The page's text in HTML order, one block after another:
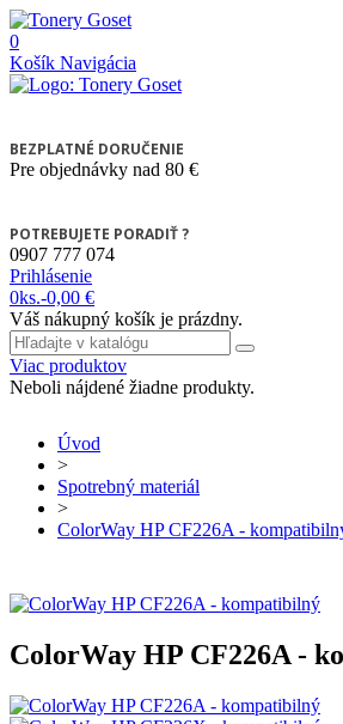
0
Košík Navigácia
BEZPLATNÉ DORUČENIE
Pre objednávky nad 80 €
POTREBUJETE PORADIŤ ?
0907 777 074
Prihlásenie
0ks.-0,00 €
Váš nákupný košík je prázdny.
Viac produktov
Neboli nájdené žiadne produkty.
Úvod
>
Spotrebný materiál
>
ColorWay HP CF226A -
ColorWay HP CF226A -